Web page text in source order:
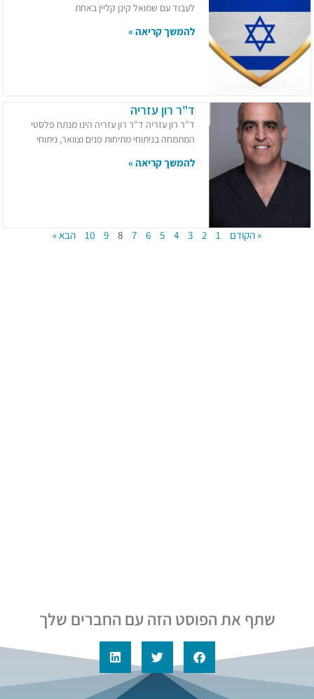
לעבוד עם שמואל קינן קליין באחת
להמשך קריאה »
ד"ר רון עזריה
ד"ר רון עזריה ד"ר רון עזריה הינו מנתח פלסטי
המתמחה בניתוחי מתיחות פנים וצוואר, ניתוחי
להמשך קריאה »
« הקודם 1
2
3
4
5
6
7
8
9
10 הבא »
שתף את הפוסט הזה עם החברים שלך